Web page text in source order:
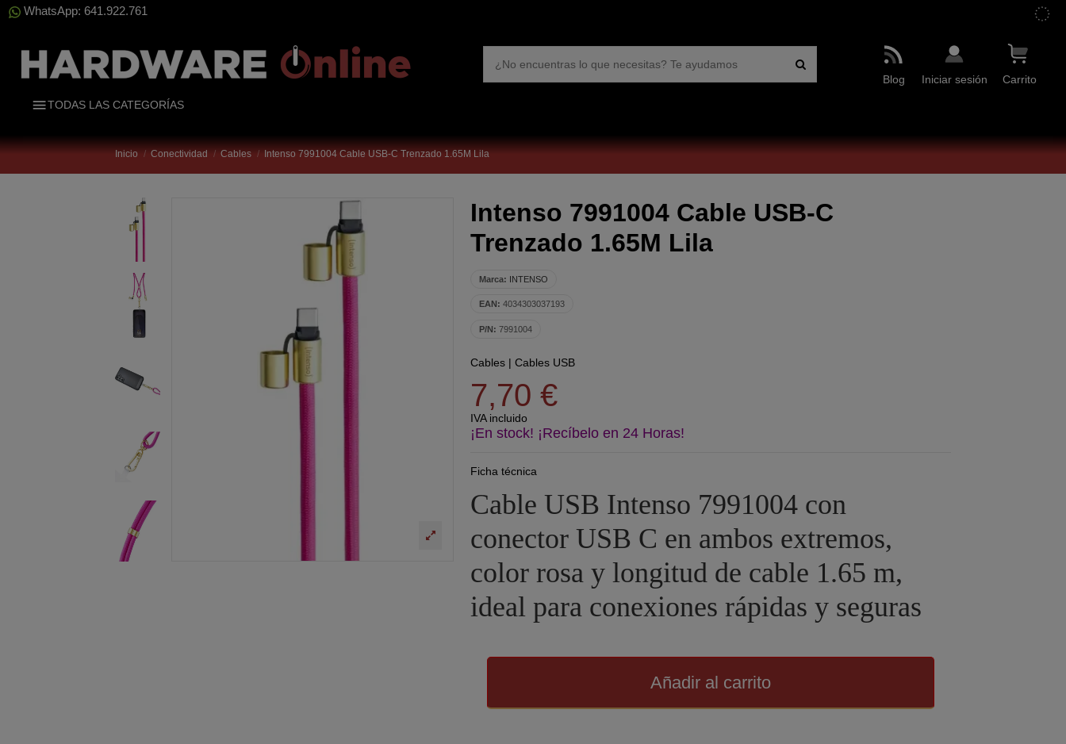
WhatsApp: 641.922.761
Blog Iniciar sesión Carrito
TODAS LAS CATEGORÍAS
Inicio Conectividad Cables Intenso 7991004 Cable USB-C Trenzado 1.65M Lila
Intenso 7991004 Cable USB-C
Trenzado 1.65M Lila
Marca: INTENSO
EAN: 4034303037193
P/N: 7991004
Cables| Cables USB
7,70 €
IVA incluido
¡En stock! ¡Recíbelo en 24 Horas!
Ficha técnica
Cable USB Intenso 7991004 con
conector USB C en ambos extremos,
color rosa y longitud de cable 1.65 m,
ideal para conexiones rápidas y seguras
Añadir al carrito